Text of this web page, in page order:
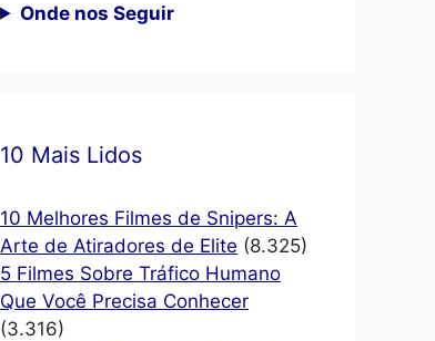
Onde nos Seguir
10 Mais Lidos
10 Melhores Filmes de Snipers: A
Arte de Atiradores de Elite (8.325)
5 Filmes Sobre Tráfico Humano
Que Você Precisa Conhecer
(3.316)